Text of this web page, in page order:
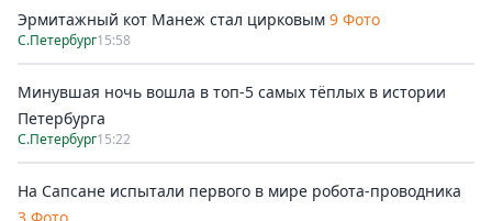
Эрмитажный кот Манеж стал цирковым 9 Фото
С.Петербург15:58
Минувшая ночь вошла в топ-5 самых тёплых в истории
Петербурга
С.Петербург15:22
На Сапсане испытали первого в мире робота-проводника